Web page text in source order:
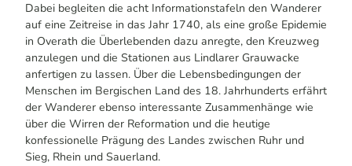
Dabei begleiten die acht Informationstafeln den Wanderer
auf eine Zeitreise in das Jahr 1740, als eine große Epidemie
in Overath die Überlebenden dazu anregte, den Kreuzweg
anzulegen und die Stationen aus Lindlarer Grauwacke
anfertigen zu lassen. Über die Lebensbedingungen der
Menschen im Bergischen Land des 18. Jahrhunderts erfährt
der Wanderer ebenso interessante Zusammenhänge wie
über die Wirren der Reformation und die heutige
konfessionelle Prägung des Landes zwischen Ruhr und
Sieg, Rhein und Sauerland.